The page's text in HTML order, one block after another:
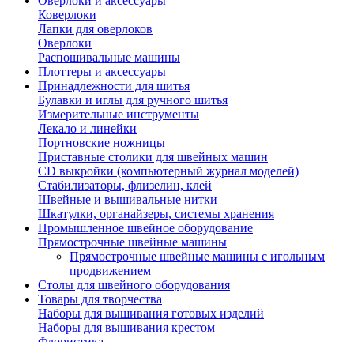
Коверлоки
Лапки для оверлоков
Оверлоки
Распошивальные машины
Плоттеры и аксессуары
Принадлежности для шитья
Булавки и иглы для ручного шитья
Измерительные инструменты
Лекало и линейки
Портновские ножницы
Приставные столики для швейных машин
СD выкройки (компьютерный журнал моделей)
Стабилизаторы, флизелин, клей
Швейные и вышивальные нитки
Шкатулки, органайзеры, системы хранения
Промышленное швейное оборудование
Прямострочные швейные машины
Прямострочные швейные машины с игольным
продвижением
Столы для швейного оборудования
Товары для творчества
Наборы для вышивания готовых изделий
Наборы для вышивания крестом